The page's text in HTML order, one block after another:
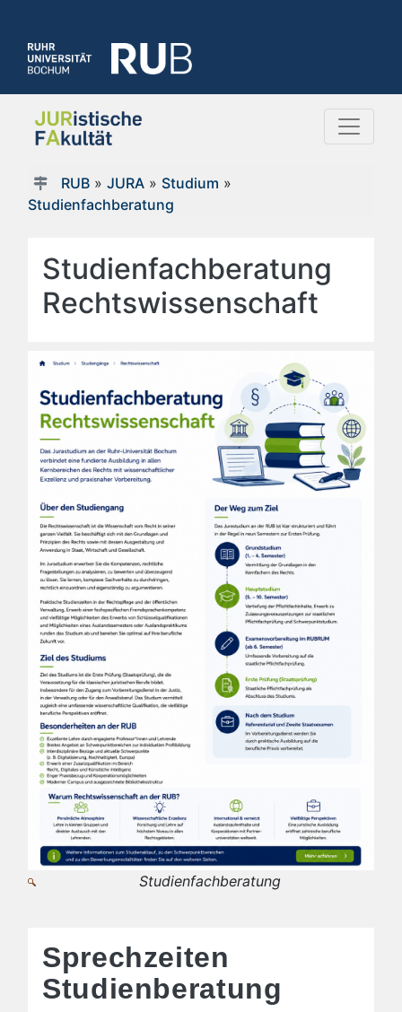
RUB» JURA» Studium »
Studienfachberatung
Studienfachberatung
Rechtswissenschaft
Studienfachberatung
Sprechzeiten
Studienberatung